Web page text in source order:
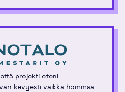
projekti eteni
kevyesti vaikka hommaa